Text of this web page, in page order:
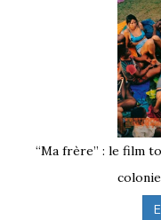
“Ma frère” : le film